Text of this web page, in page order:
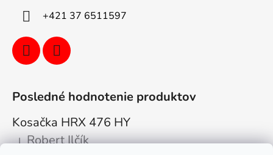
+421 37 6511597
Posledné hodnotenie produktov
Kosačka HRX 476 HY
Hodnotenie produktu je 5 z 5 hviezdičiek.
| Robert Ilčík